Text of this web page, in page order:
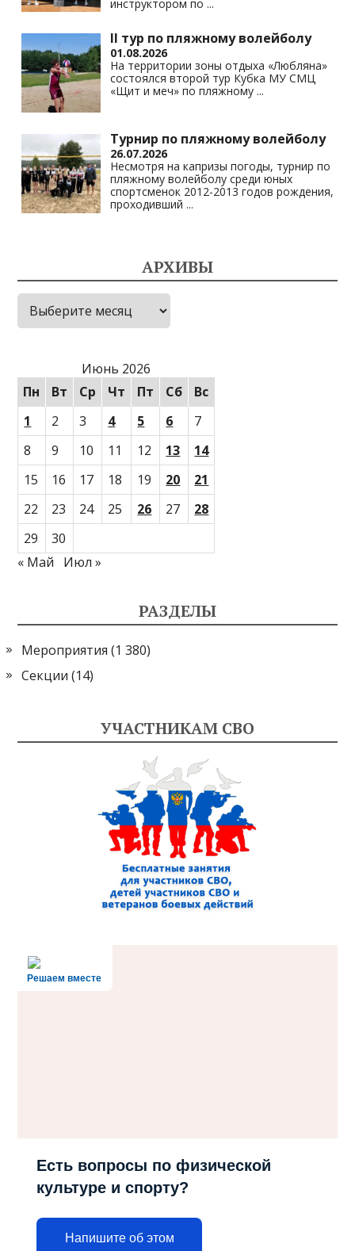
инструктором по ...
II тур по пляжному волейболу
01.08.2026
На территории зоны отдыха «Любляна»
состоялся второй тур Кубка МУ СМЦ
«Щит и меч» по пляжному ...
Турнир по пляжному волейболу
26.07.2026
Несмотря на капризы погоды, турнир по
пляжному волейболу среди юных
спортсменок 2012-2013 годов рождения,
проходивший ...
АРХИВЫ
Архивы
Июнь 2026
Пн
Вт Ср Чт Пт Сб
Вс
1
2 3 4 5 6
7
8
9 10 11 12 13
14
15
16 17 18 19 20
21
22
23 24 25 26 27
28
29
30
« Май
Июл »
РАЗДЕЛЫ
Мероприятия (1 380)
Секции (14)
УЧАСТНИКАМ СВО
Решаем вместе
Есть вопросы по физической
культуре и спорту?
Напишите об этом